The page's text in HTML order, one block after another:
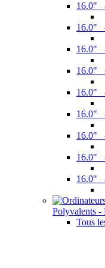
16.0"
16.0"
16.0"
16.0"
16.0"
16.0"
16.0"
16.0"
16.0"
Polyvalents -
Tous